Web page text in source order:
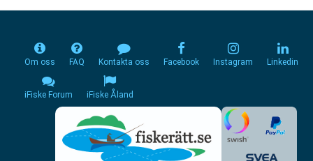
Om oss FAQ Kontakta oss Facebook Instagram Linkedin
iFiske Forum iFiske Åland